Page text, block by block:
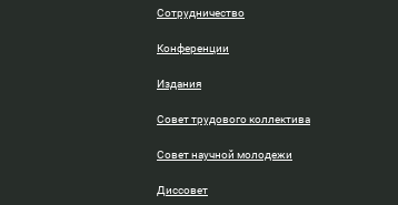
Сотрудничество
Конференции
Издания
Совет трудового коллектива
Совет научной молодежи
Диссовет